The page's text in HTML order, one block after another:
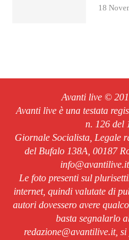
18
Avanti live ©
Avanti live è una testata
n. 126 del
Giornale Socialista, Legale
del Bufalo 138A, 00187
Le foto presenti sul
internet, quindi valutate di
autori dovessero avere
basta segnalarlo
redazione@avantilive.it,